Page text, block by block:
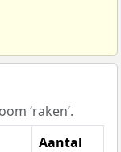
‘raken’.
Aantal